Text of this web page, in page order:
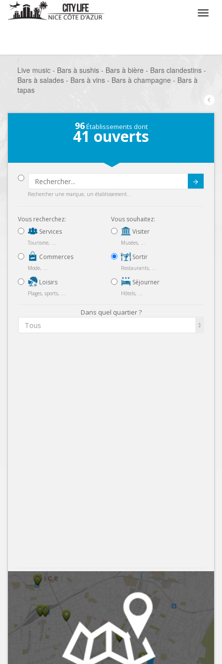
Live music - Bars à sushis - Bars à bière - Bars clandestins -
Bars à salades - Bars à vins - Bars à champagne - Bars à
tapas
96Établissements dont
41 ouverts
Rechercher une marque, un établissement...
Vous recherchez:
Services
Tourisme, ...
Commerces
Mode, ...
Loisirs
Plages, sports, ...
Vous souhaitez:
Visiter
Musées, ...
Sortir
Restaurants, ...
Séjourner
Hôtels, ...
Dans quel quartier ?
Tous